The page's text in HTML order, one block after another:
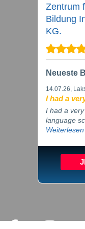
Zentrum
Bildung
KG.
Neueste
14.07.26,
I had a
I had a
language
Weiterlesen